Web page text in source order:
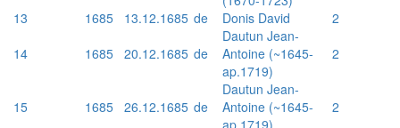
13
1685 13.12.1685 de Donis David
2
14
1685 20.12.1685 de
Dautun Jean-
Antoine (~1645-
ap.1719)
2
15 1685 26.12.1685 de
Dautun Jean-
Antoine (~1645-
ap.1719)
2